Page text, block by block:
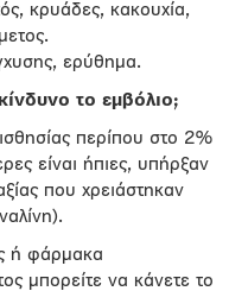
κρυάδες, κακουχία,
ερύθημα.
το εμβόλιο;
περίπου στο 2%
είναι ήπιες, υπήρξαν
που χρειάστηκαν
ή φάρμακα
μπορείτε να κάνετε το